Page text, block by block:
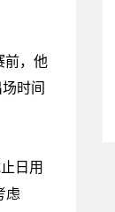
前，他
时间
日用
虑